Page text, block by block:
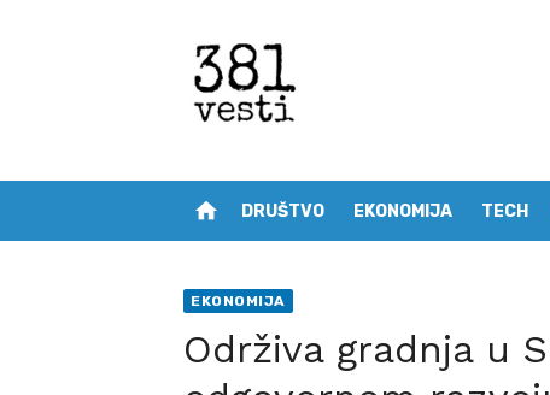
home DRUŠTVO EKONOMIJA TECH
EKONOMIJA
Održiva gradnja u